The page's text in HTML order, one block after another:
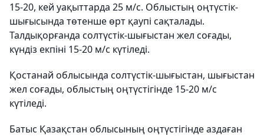
15-20, кей уақыттарда 25 м/с. Облыстың оңтүстік-
шығысында төтенше өрт қаупі сақталады.
Талдықорғанда солтүстік-шығыстан жел соғады,
күндіз екпіні 15-20 м/с күтіледі.
Қостанай облысында солтүстік-шығыстан, шығыстан
жел соғады, облыстың оңтүстігінде 15-20 м/с
күтіледі.
Батыс Қазақстан облысының оңтүстігінде аздаған